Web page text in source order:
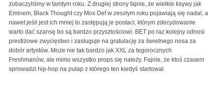
zobaczyliśmy w tamtym roku. Z drugiej strony fajnie, że wielkie ksywy jak
Eminem, Black Thought czy Mos Def w zeszłym roku pojawiają się nadal, a
nawet jeśli jest ich mniej to zastępują je postaci, którym zdecydowanie
warto dać szansę bo są bardzo przyszłościowi. BET po raz kolejny odnosi
prestiżowe zwycięstwo i zasługuje na gratulację za świetnego nosa za
dobór artystów. Może nie tak bardzo jak XXL za tegorocznych
Freshmanów, ale mimo wszystko props się należy. Fajnie, że ktoś czasem
sprowadzi hip-hop na pułap z którego ten kiedyś startował.